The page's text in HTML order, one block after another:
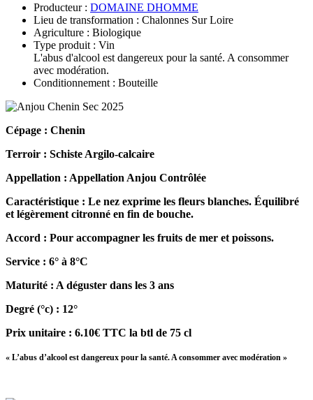
Producteur : DOMAINE DHOMME
Lieu de transformation : Chalonnes Sur Loire
Agriculture : Biologique
Type produit : Vin
L'abus d'alcool est dangereux pour la santé. A consommer
avec modération.
Conditionnement : Bouteille
Cépage : Chenin
Terroir : Schiste Argilo-calcaire
Appellation : Appellation Anjou Contrôlée
Caractéristique : Le nez exprime les fleurs blanches. Équilibré
et légèrement citronné en fin de bouche.
Accord : Pour accompagner les fruits de mer et poissons.
Service : 6° à 8°C
Maturité : A déguster dans les 3 ans
Degré (°c) : 12°
Prix unitaire : 6.10€ TTC la btl de 75 cl
« L’abus d’alcool est dangereux pour la santé. A consommer avec modération »